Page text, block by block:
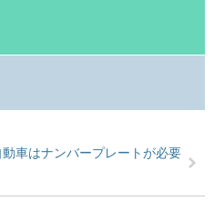
車はナンバープレートが必要